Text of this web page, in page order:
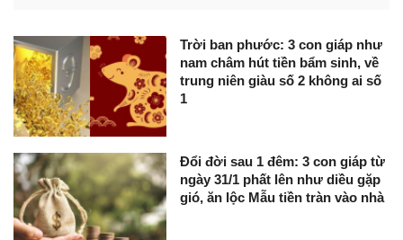
Trời ban phước: 3 con giáp như
nam châm hút tiền bẩm sinh, về
trung niên giàu số 2 không ai số
1
Đổi đời sau 1 đêm: 3 con giáp từ
ngày 31/1 phất lên như diều gặp
gió, ăn lộc Mẫu tiền tràn vào nhà